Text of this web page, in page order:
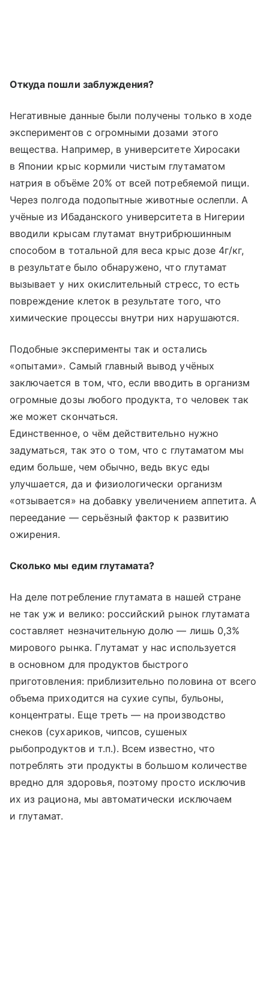
Откуда пошли заблуждения?
Негативные данные были получены только в ходе
экспериментов с огромными дозами этого
вещества. Например, в университете Хиросаки
в Японии крыс кормили чистым глутаматом
натрия в объёме 20% от всей потребяемой пищи.
Через полгода подопытные животные ослепли. А
учёные из Ибаданского университета в Нигерии
вводили крысам глутамат внутрибрюшинным
способом в тотальной для веса крыс дозе 4г/кг,
в результате было обнаружено, что глутамат
вызывает у них окислительный стресс, то есть
повреждение клеток в результате того, что
химические процессы внутри них нарушаются.
Подобные эксперименты так и остались
«опытами». Самый главный вывод учёных
заключается в том, что, если вводить в организм
огромные дозы любого продукта, то человек так
же может скончаться.
Единственное, о чём действительно нужно
задуматься, так это о том, что с глутаматом мы
едим больше, чем обычно, ведь вкус еды
улучшается, да и физиологически организм
«отзывается» на добавку увеличением аппетита. А
переедание — серьёзный фактор к развитию
ожирения.
Сколько мы едим глутамата?
На деле потребление глутамата в нашей стране
не так уж и велико: российский рынок глутамата
составляет незначительную долю — лишь 0,3%
мирового рынка. Глутамат у нас используется
в основном для продуктов быстрого
приготовления: приблизительно половина от всего
объема приходится на сухие супы, бульоны,
концентраты. Еще треть — на производство
снеков (сухариков, чипсов, сушеных
рыбопродуктов и т.п.). Всем известно, что
потреблять эти продукты в большом количестве
вредно для здоровья, поэтому просто исключив
их из рациона, мы автоматически исключаем
и глутамат.